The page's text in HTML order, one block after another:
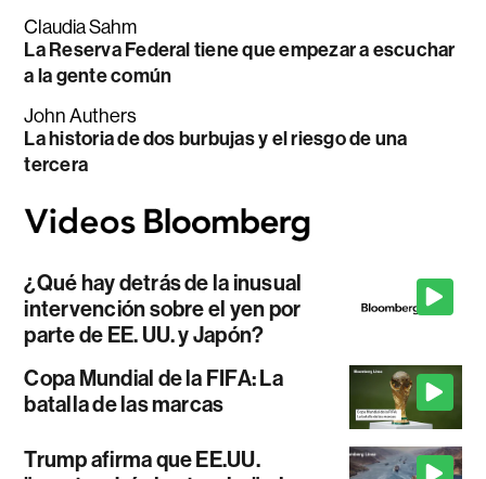
Claudia Sahm
La Reserva Federal tiene que empezar a escuchar
a la gente común
John Authers
La historia de dos burbujas y el riesgo de una
tercera
¿Qué hay detrás de la inusual
intervención sobre el yen por
parte de EE. UU. y Japón?
Copa Mundial de la FIFA: La
batalla de las marcas
Trump afirma que EE.UU.